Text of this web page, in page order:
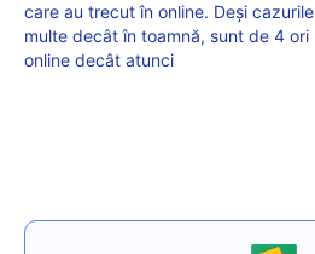
care au trecut în online. Deși
multe decât în toamnă, sunt de 4 ori
online decât atunci